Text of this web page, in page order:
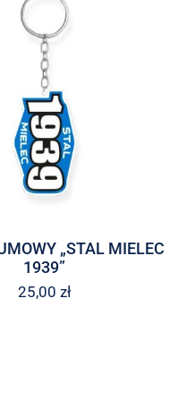
„STAL MIELEC
1939”
25,00 zł